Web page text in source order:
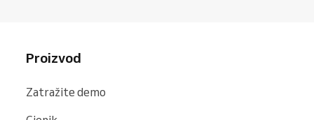
Proizvod
Zatražite demo